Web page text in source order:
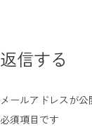
返信する
メールアドレスが公
必須項目です